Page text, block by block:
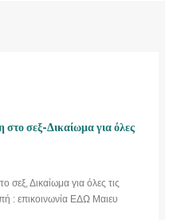
σεξ-Δικαίωμα για όλες
Δικαίωμα για όλες τις
: επικοινωνία ΕΔΩ Μαιευ